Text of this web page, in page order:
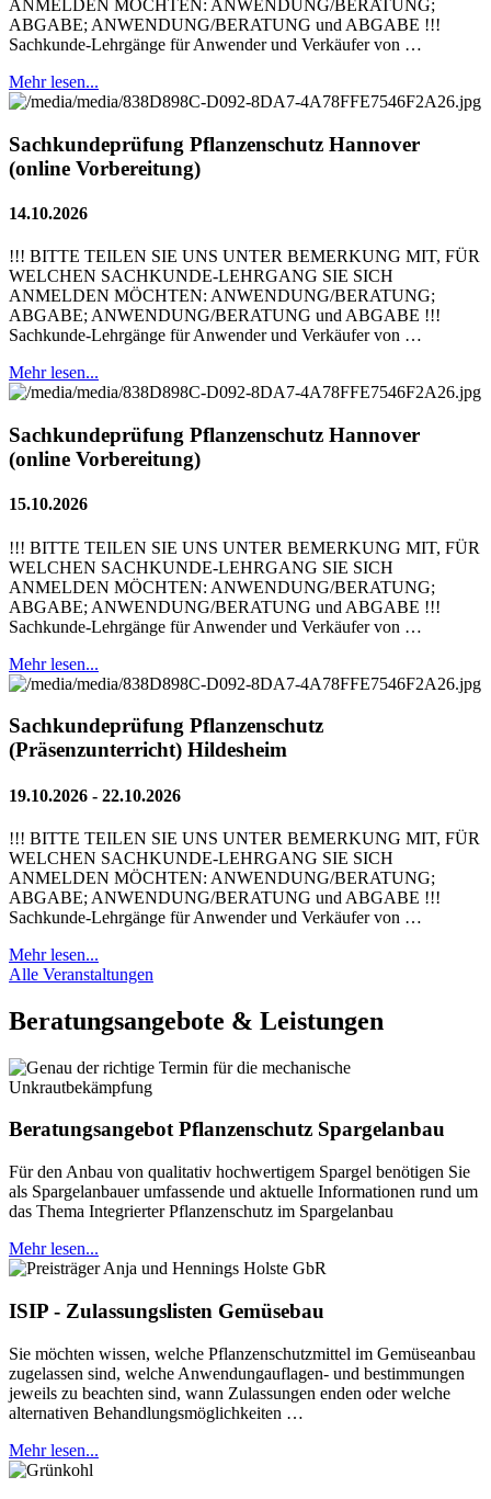
ANMELDEN MÖCHTEN: ANWENDUNG/BERATUNG;
ABGABE; ANWENDUNG/BERATUNG und ABGABE !!!
Sachkunde-Lehrgänge für Anwender und Verkäufer von …
Mehr lesen...
Sachkundeprüfung Pflanzenschutz Hannover
(online Vorbereitung)
14.10.2026
!!! BITTE TEILEN SIE UNS UNTER BEMERKUNG MIT, FÜR
WELCHEN SACHKUNDE-LEHRGANG SIE SICH
ANMELDEN MÖCHTEN: ANWENDUNG/BERATUNG;
ABGABE; ANWENDUNG/BERATUNG und ABGABE !!!
Sachkunde-Lehrgänge für Anwender und Verkäufer von …
Mehr lesen...
Sachkundeprüfung Pflanzenschutz Hannover
(online Vorbereitung)
15.10.2026
!!! BITTE TEILEN SIE UNS UNTER BEMERKUNG MIT, FÜR
WELCHEN SACHKUNDE-LEHRGANG SIE SICH
ANMELDEN MÖCHTEN: ANWENDUNG/BERATUNG;
ABGABE; ANWENDUNG/BERATUNG und ABGABE !!!
Sachkunde-Lehrgänge für Anwender und Verkäufer von …
Mehr lesen...
Sachkundeprüfung Pflanzenschutz
(Präsenzunterricht) Hildesheim
19.10.2026 - 22.10.2026
!!! BITTE TEILEN SIE UNS UNTER BEMERKUNG MIT, FÜR
WELCHEN SACHKUNDE-LEHRGANG SIE SICH
ANMELDEN MÖCHTEN: ANWENDUNG/BERATUNG;
ABGABE; ANWENDUNG/BERATUNG und ABGABE !!!
Sachkunde-Lehrgänge für Anwender und Verkäufer von …
Mehr lesen...
Alle Veranstaltungen
Beratungsangebote & Leistungen
Beratungsangebot Pflanzenschutz Spargelanbau
Für den Anbau von qualitativ hochwertigem Spargel benötigen Sie
als Spargelanbauer umfassende und aktuelle Informationen rund um
das Thema Integrierter Pflanzenschutz im Spargelanbau
Mehr lesen...
ISIP - Zulassungslisten Gemüsebau
Sie möchten wissen, welche Pflanzenschutzmittel im Gemüseanbau
zugelassen sind, welche Anwendungauflagen- und bestimmungen
jeweils zu beachten sind, wann Zulassungen enden oder welche
alternativen Behandlungsmöglichkeiten …
Mehr lesen...